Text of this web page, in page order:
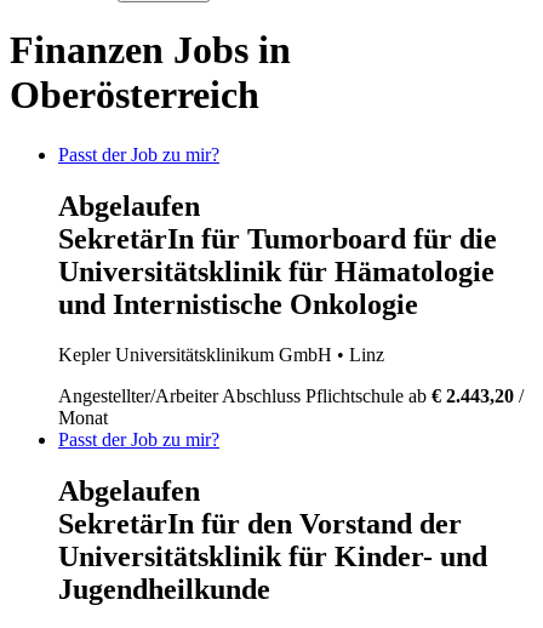
Finanzen Jobs in
Oberösterreich
Passt der Job zu mir?
Abgelaufen
SekretärIn für Tumorboard für die
Universitätsklinik für Hämatologie
und Internistische Onkologie
Kepler Universitätsklinikum GmbH • Linz
Angestellter/ArbeiterAbschluss Pflichtschule ab € 2.443,20 /
Monat
Passt der Job zu mir?
Abgelaufen
SekretärIn für den Vorstand der
Universitätsklinik für Kinder- und
Jugendheilkunde